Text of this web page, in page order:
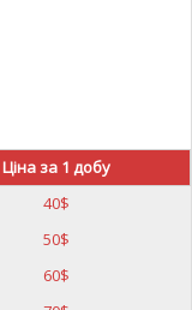
Ціна за 1 добу
40$
50$
60$